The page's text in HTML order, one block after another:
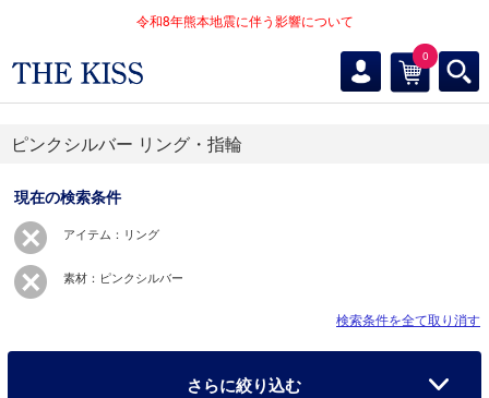
令和8年熊本地震に伴う影響について
0
ピンクシルバー リング・指輪
現在の検索条件
アイテム：リング
素材：ピンクシルバー
検索条件を全て取り消す
さらに絞り込む